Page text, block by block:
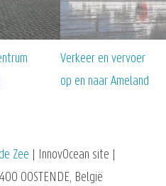
Verkeer en vervoer
op en naar Ameland
Zee | InnovOcean site |
OOSTENDE, België